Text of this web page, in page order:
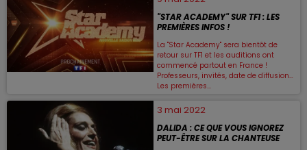
"STAR ACADEMY" SUR TF1 : LES
PREMIÈRES INFOS !
La "Star Academy" sera bientôt de
retour sur TF1 et les auditions ont
commencé partout en France !
Professeurs, invités, date de diffusion…
Les premières...
3 mai 2022
DALIDA : CE QUE VOUS IGNOREZ
PEUT-ÊTRE SUR LA CHANTEUSE